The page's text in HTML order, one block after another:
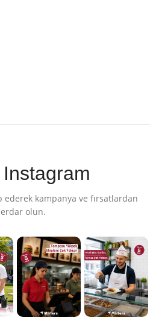
ederek kampanya ve fırsatlardan
olun.